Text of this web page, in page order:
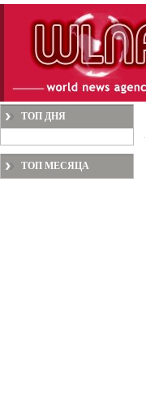
ТОП ДНЯ
ТОП МЕСЯЦА